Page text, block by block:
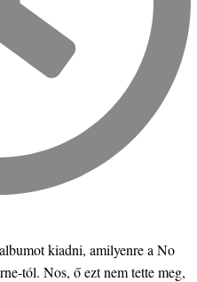
kiadni, amilyenre a No
tól. Nos, ő ezt nem tette meg,